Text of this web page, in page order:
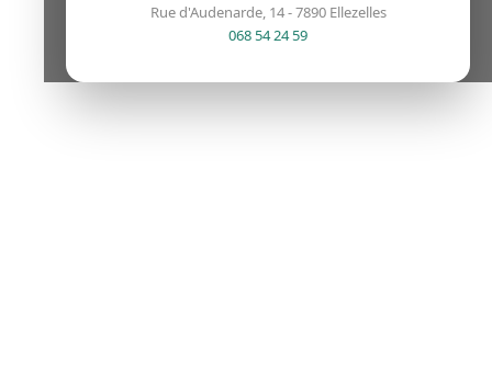
Rue d'Audenarde, 14 - 7890 Ellezelles
068 54 24 59